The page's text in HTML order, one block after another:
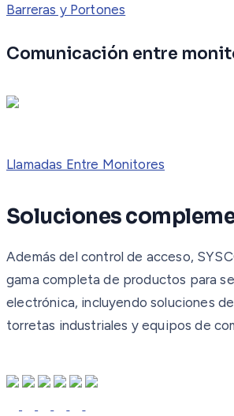
Barreras y Portones
Comunicación entre
Llamadas Entre Monitores
Soluciones
Además del control de acceso,
gama completa de productos para
electrónica, incluyendo soluciones
torretas industriales y equipos de